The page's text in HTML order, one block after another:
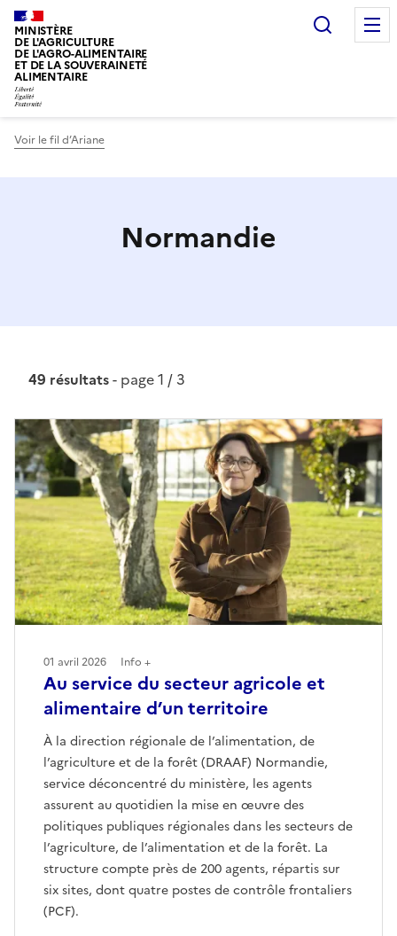
MINISTÈRE
DE L'AGRICULTURE
DE L'AGRO-ALIMENTAIRE
ET DE LA SOUVERAINETÉ
ALIMENTAIRE
Voir le fil d’Ariane
Normandie
49 résultats- page 1 / 3
Au service du secteur agricole et
alimentaire d’un territoire
À la direction régionale de l’alimentation, de
l’agriculture et de la forêt (DRAAF) Normandie,
service déconcentré du ministère, les agents
assurent au quotidien la mise en œuvre des
politiques publiques régionales dans les secteurs de
l’agriculture, de l’alimentation et de la forêt. La
structure compte près de 200 agents, répartis sur
six sites, dont quatre postes de contrôle frontaliers
(PCF).
01 avril 2026 Info +